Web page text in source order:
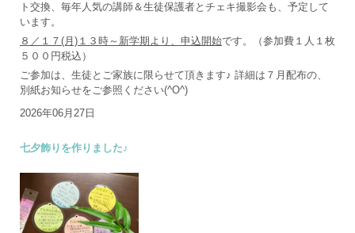
ト交換、毎年人気の講師＆生徒保護者とチェキ撮影会も、予定して
います。
８／１７(月)１３時～新学期より、申込開始です。（参加費１人１枚
５００円税込）
ご参加は、生徒とご家族に限らせて頂きます♪ 詳細は７月配布の、
別紙お知らせをご参照ください(^O^)
2026年06月27日
七夕飾りを作りました♪